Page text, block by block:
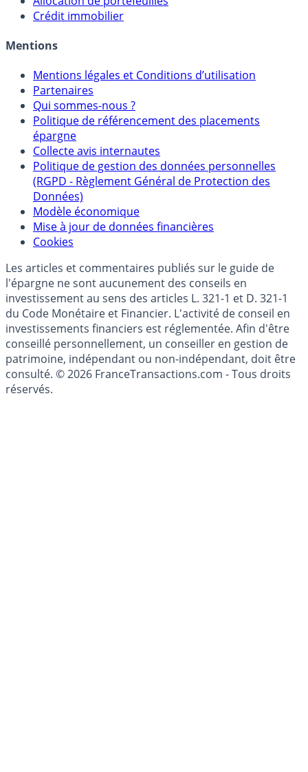
Crédit immobilier
Mentions
Mentions légales et Conditions d’utilisation
Partenaires
Qui sommes-nous ?
Politique de référencement des placements
épargne
Collecte avis internautes
Politique de gestion des données personnelles
(RGPD - Règlement Général de Protection des
Données)
Modèle économique
Mise à jour de données financières
Cookies
Les articles et commentaires publiés sur le guide de
l'épargne ne sont aucunement des conseils en
investissement au sens des articles L. 321-1 et D. 321-1
du Code Monétaire et Financier. L'activité de conseil en
investissements financiers est réglementée. Afin d'être
conseillé personnellement, un conseiller en gestion de
patrimoine, indépendant ou non-indépendant, doit être
consulté. © 2026 FranceTransactions.com - Tous droits
réservés.